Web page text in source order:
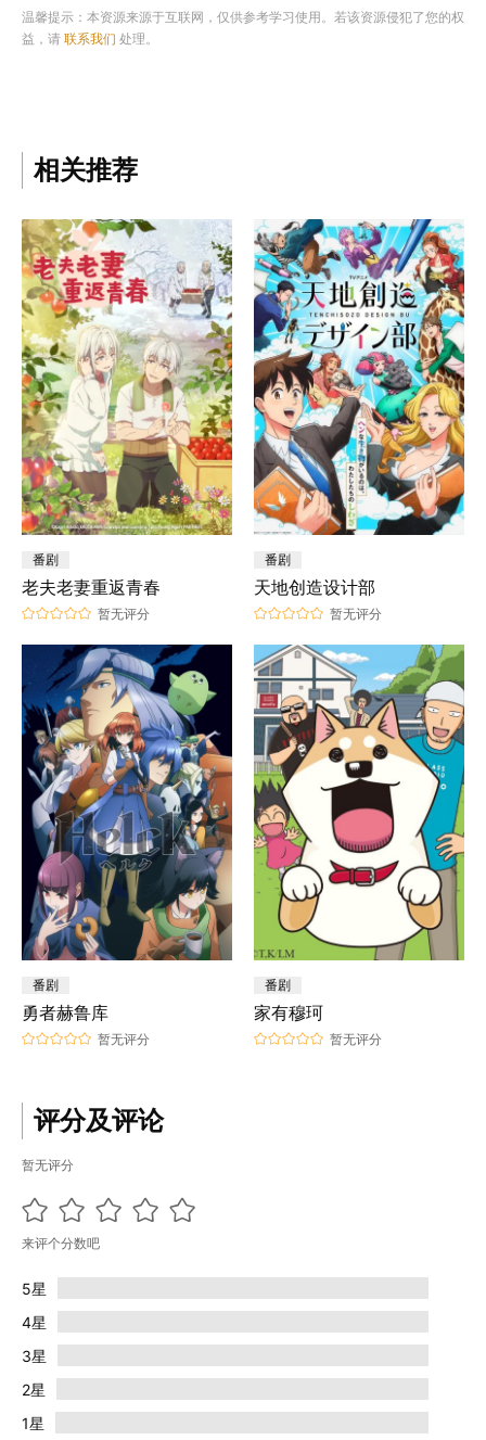
温馨提示：本资源来源于互联网，仅供参考学习使用。若该资源侵犯了您的权
益，请 联系我们 处理。
相关推荐
番剧
老夫老妻重返青春
暂无评分
番剧
天地创造设计部
暂无评分
番剧
勇者赫鲁库
暂无评分
番剧
家有穆珂
暂无评分
评分及评论
暂无评分
来评个分数吧
5星
4星
3星
2星
1星